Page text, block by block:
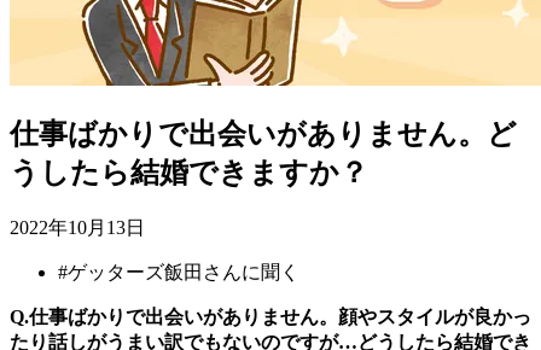
仕事ばかりで出会いがありません。ど
うしたら結婚できますか？
2022年10月13日
#ゲッターズ飯田さんに聞く
Q.仕事ばかりで出会いがありません。顔やスタイルが良かっ
たり話しがうまい訳でもないのですが…どうしたら結婚でき